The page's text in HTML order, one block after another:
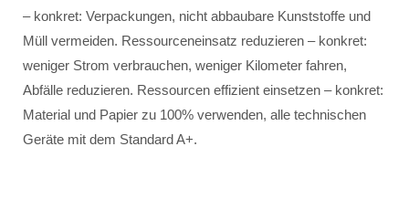
– konkret: Verpackungen, nicht abbaubare Kunststoffe und
Müll vermeiden. Ressourceneinsatz reduzieren – konkret:
weniger Strom verbrauchen, weniger Kilometer fahren,
Abfälle reduzieren. Ressourcen effizient einsetzen – konkret:
Material und Papier zu 100% verwenden, alle technischen
Geräte mit dem Standard A+.